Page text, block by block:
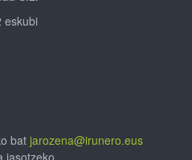
eskubi
bat jarozena@irunero.eus